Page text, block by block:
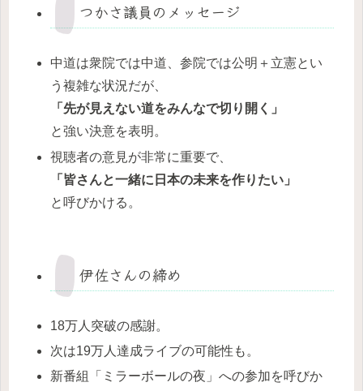
つかさ議員のメッセージ
中道は衆院では中道、参院では公明＋立憲とい
う複雑な状況だが、
「先が見えない道をみんなで切り開く」
と強い決意を表明。
視聴者の意見が非常に重要で、
「皆さんと一緒に日本の未来を作りたい」
と呼びかける。
伊佐さんの締め
18万人突破の感謝。
次は19万人達成ライブの可能性も。
新番組「ミラーボールの夜」への参加を呼びか